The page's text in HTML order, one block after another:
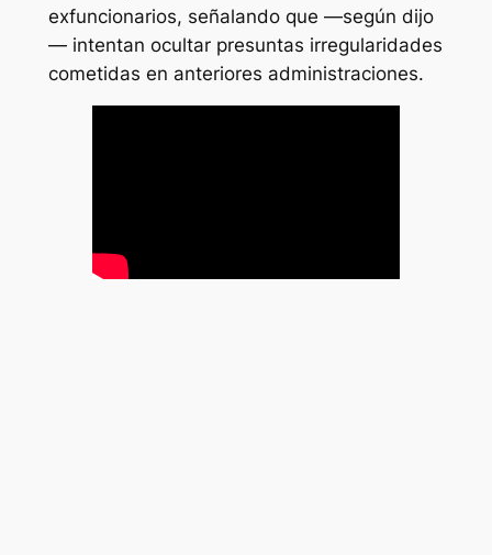
exfuncionarios, señalando que —según dijo
— intentan ocultar presuntas irregularidades
cometidas en anteriores administraciones.